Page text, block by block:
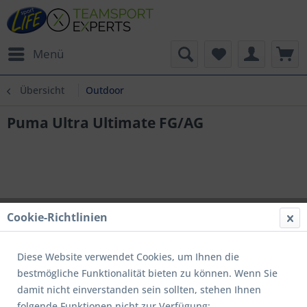
Menü
Übersicht Outdoor
Puma Ultra Ultimate FG/AG
Cookie-Richtlinien
Diese Website verwendet Cookies, um Ihnen die
bestmögliche Funktionalität bieten zu können. Wenn Sie
damit nicht einverstanden sein sollten, stehen Ihnen